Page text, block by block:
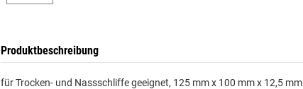
Produktbeschreibung
für Trocken- und Nassschliffe geeignet, 125 mm x 100 mm x 12,5 mm